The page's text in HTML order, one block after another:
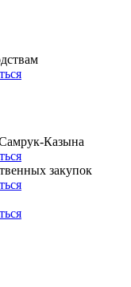
Казына
закупок